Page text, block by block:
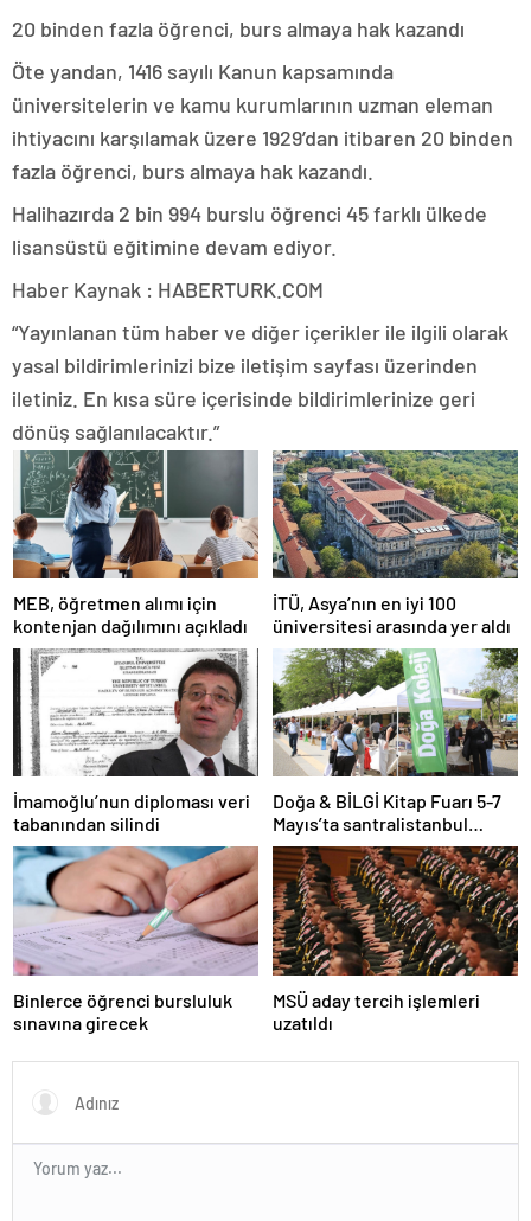
20 binden fazla öğrenci, burs almaya hak kazandı
Öte yandan, 1416 sayılı Kanun kapsamında
üniversitelerin ve kamu kurumlarının uzman eleman
ihtiyacını karşılamak üzere 1929’dan itibaren 20 binden
fazla öğrenci, burs almaya hak kazandı.
Halihazırda 2 bin 994 burslu öğrenci 45 farklı ülkede
lisansüstü eğitimine devam ediyor.
Haber Kaynak : HABERTURK.COM
“Yayınlanan tüm haber ve diğer içerikler ile ilgili olarak
yasal bildirimlerinizi bize iletişim sayfası üzerinden
iletiniz. En kısa süre içerisinde bildirimlerinize geri
dönüş sağlanılacaktır.”
MEB, öğretmen alımı için
kontenjan dağılımını açıkladı
İTÜ, Asya’nın en iyi 100
üniversitesi arasında yer aldı
İmamoğlu’nun diploması veri
tabanından silindi
Doğa & BİLGİ Kitap Fuarı 5-7
Mayıs’ta santralistanbul
Kampüsünde kapılarını açıyor
Binlerce öğrenci bursluluk
sınavına girecek
MSÜ aday tercih işlemleri
uzatıldı